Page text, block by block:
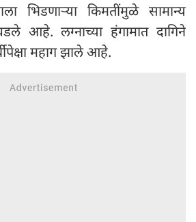
भिडणाऱ्या किमतींमुळे सामान्य
आहे. लग्नाच्या हंगामात दागिने
महाग झाले आहे.